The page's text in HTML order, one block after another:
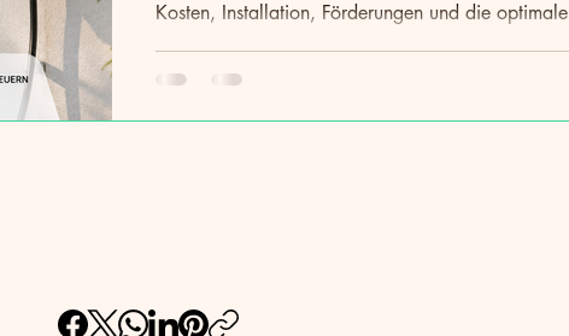
Kosten, Installation, Förderungen und die optimale